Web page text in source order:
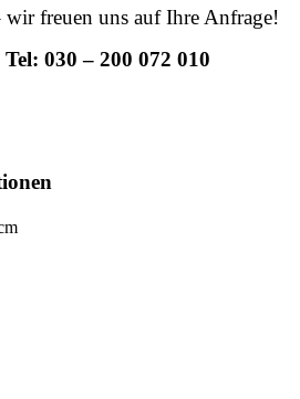
wir freuen uns auf Ihre Anfrage!
Tel: 030 – 200 072 010